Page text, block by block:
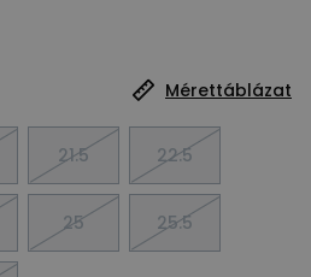
Mérettáblázat
21.5 22.5
25 25.5